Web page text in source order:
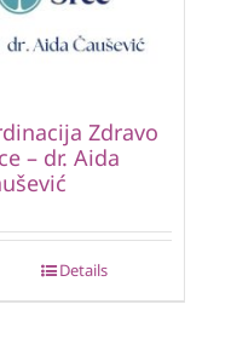
Zdravo
– dr. Aida
Details